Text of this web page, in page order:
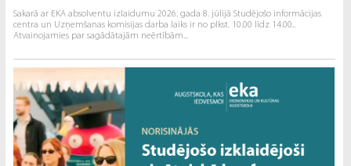
Sakarā ar EKA absolventu izlaidumu 2026. gada 8. jūlijā Studējošo informācijas
centra un Uzņemšanas komisijas darba laiks ir no plkst. 10.00 līdz 14.00..
Atvainojamies par sagādātajām neērtībām...